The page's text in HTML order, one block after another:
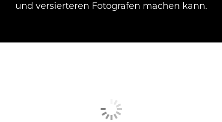
und versierteren Fotografen machen kann.